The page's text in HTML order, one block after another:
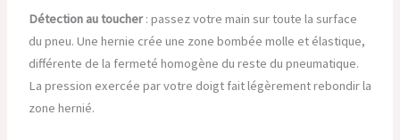
Détection au toucher: passez votre main sur toute la surface
du pneu. Une hernie crée une zone bombée molle et élastique,
différente de la fermeté homogène du reste du pneumatique.
La pression exercée par votre doigt fait légèrement rebondir la
zone hernié.